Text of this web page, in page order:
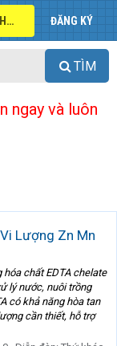
ĐĂNG NHẬP ĐĂNG KÝ
TÌM
ngay và luôn
Lượng Zn Mn
chất EDTA chelate
lý nước, nuôi trồng
có khả năng hòa tan
cần thiết, hỗ trợ